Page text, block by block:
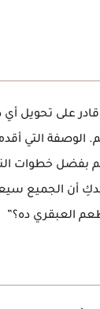
قادر على تحويل
الوصفة التي
بفضل خطوات
أن الجميع
العبقري ده؟”